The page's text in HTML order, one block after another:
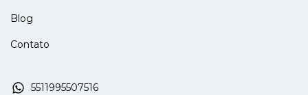
Blog
Contato
5511995507516